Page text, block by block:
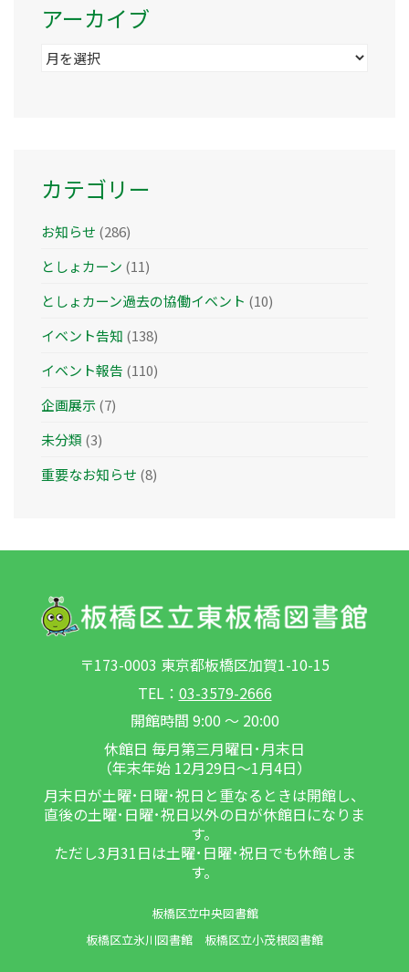
アーカイブ
ア
カテゴリー
お知らせ (286)
としょカーン (11)
としょカーン過去の協働イベント (10)
イベント告知 (138)
イベント報告 (110)
企画展示(7)
未分類 (3)
重要なお知らせ (8)
〒173-0003 東京都板橋区加賀1-10-15
TEL： 03-3579-2666
開館時間 9:00 ～ 20:00
休館日 毎月第三月曜日･月末日
（年末年始 12月29日～1月4日）
月末日が土曜･日曜･祝日と重なるときは開館し、
直後の土曜･日曜･祝日以外の日が休館日になりま
す。
ただし3月31日は土曜･日曜･祝日でも休館しま
す。
板橋区立中央図書館
板橋区立氷川図書館
板橋区立小茂根図書館